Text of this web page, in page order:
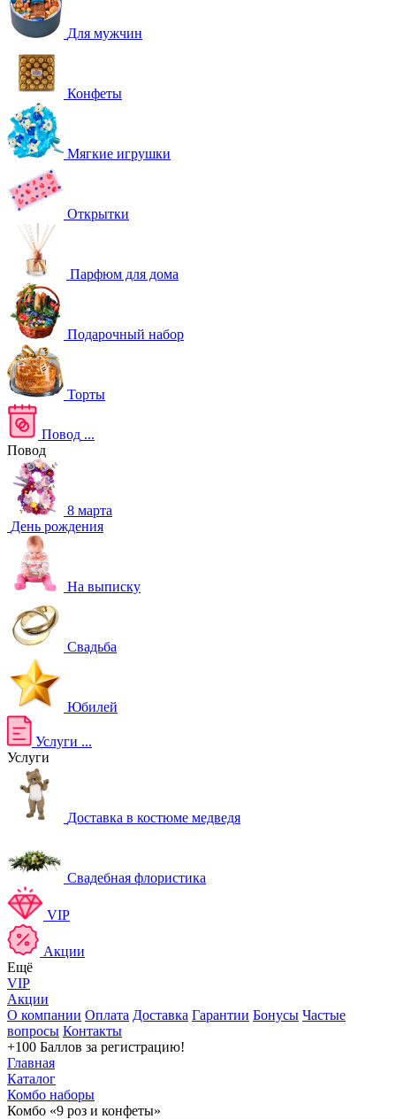
Для мужчин
Конфеты
Мягкие игрушки
Открытки
Парфюм для дома
Подарочный набор
Торты
Повод ...
Повод
8 марта
День рождения
На выписку
Свадьба
Юбилей
Услуги ...
Услуги
Доставка в костюме медведя
Свадебная флористика
VIP
Акции
Ещё
VIP
Акции
О компании Оплата Доставка Гарантии Бонусы Частые
вопросы Контакты
+100 Баллов за регистрацию!
Главная
Каталог
Комбо наборы
Комбо «9 роз и конфеты»